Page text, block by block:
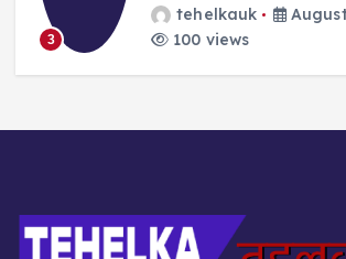
3
tehelkauk
100 views